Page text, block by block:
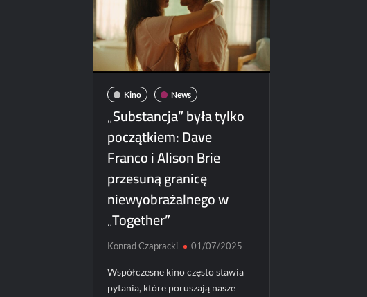
Kino News
„Substancja” była tylko
początkiem: Dave
Franco i Alison Brie
przesuną granicę
niewyobrażalnego w
„Together”
Konrad Czapracki 01/07/2025
Współczesne kino często stawia
pytania, które poruszają nasze